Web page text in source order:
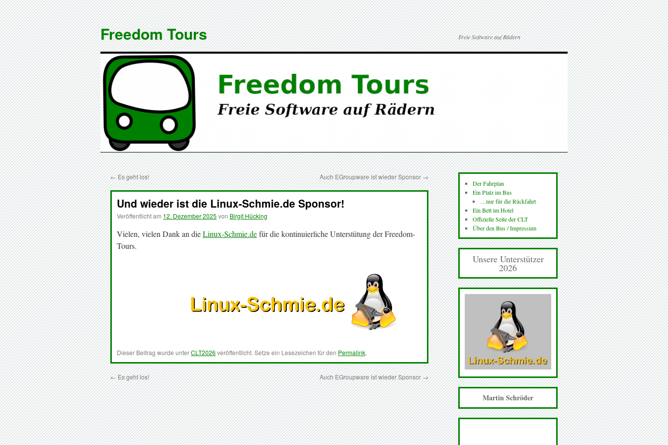
Zum
Inhalt
springen
Freedom Tours Freie Software auf Rädern
←Es geht los! Auch EGroupware ist wieder Sponsor→
Und wieder ist die Linux-Schmie.de Sponsor!
Veröffentlicht am 12. Dezember 2025 von Birgit Hücking
Vielen, vielen Dank an dieLinux-Schmie.defür die kontinuierliche Unterstütung der Freedom-
Tours.
Dieser Beitrag wurde unterCLT2026 veröffentlicht. Setze ein Lesezeichen für den Permalink.
←Es geht los! Auch EGroupware ist wieder Sponsor→
Der Fahrplan
Ein Platz im Bus
…nur für die Rückfahrt
Ein Bett im Hotel
Offizielle Seite der CLT
Über den Bus / Impressum
Unsere Unterstützer
2026
Martin Schröder